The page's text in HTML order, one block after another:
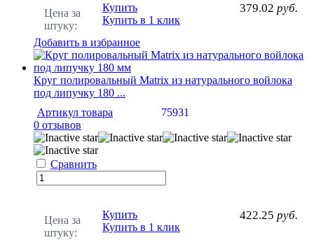
Цена за
штуку:
379.02 руб.
Купить
Купить в 1 клик
Добавить в избранное
Круг полировальный Matrix из натурального войлока
под липучку 180 ...
Артикул товара
75931
0 отзывов
Сравнить
Цена за
штуку:
422.25 руб.
Купить
Купить в 1 клик